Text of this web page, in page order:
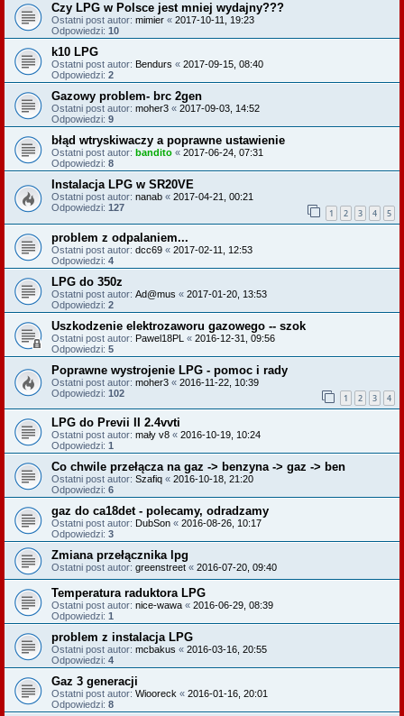
Czy LPG w Polsce jest mniej wydajny???
Ostatni post autor: mimier « 2017-10-11, 19:23
Odpowiedzi: 10
k10 LPG
Ostatni post autor: Bendurs « 2017-09-15, 08:40
Odpowiedzi: 2
Gazowy problem- brc 2gen
Ostatni post autor: moher3 « 2017-09-03, 14:52
Odpowiedzi: 9
błąd wtryskiwaczy a poprawne ustawienie
Ostatni post autor: bandito « 2017-06-24, 07:31
Odpowiedzi: 8
Instalacja LPG w SR20VE
Ostatni post autor: nanab « 2017-04-21, 00:21
Odpowiedzi: 127 1 2 3 4 5
problem z odpalaniem...
Ostatni post autor: dcc69 « 2017-02-11, 12:53
Odpowiedzi: 4
LPG do 350z
Ostatni post autor: Ad@mus « 2017-01-20, 13:53
Odpowiedzi: 2
Uszkodzenie elektrozaworu gazowego -- szok
Ostatni post autor: Pawel18PL « 2016-12-31, 09:56
Odpowiedzi: 5
Poprawne wystrojenie LPG - pomoc i rady
Ostatni post autor: moher3 « 2016-11-22, 10:39
Odpowiedzi: 102 1 2 3 4
LPG do Previi II 2.4vvti
Ostatni post autor: mały v8 « 2016-10-19, 10:24
Odpowiedzi: 1
Co chwile przełącza na gaz -> benzyna -> gaz -> ben
Ostatni post autor: Szafiq « 2016-10-18, 21:20
Odpowiedzi: 6
gaz do ca18det - polecamy, odradzamy
Ostatni post autor: DubSon « 2016-08-26, 10:17
Odpowiedzi: 3
Zmiana przełącznika lpg
Ostatni post autor: greenstreet « 2016-07-20, 09:40
Temperatura raduktora LPG
Ostatni post autor: nice-wawa « 2016-06-29, 08:39
Odpowiedzi: 1
problem z instalacja LPG
Ostatni post autor: mcbakus « 2016-03-16, 20:55
Odpowiedzi: 4
Gaz 3 generacji
Ostatni post autor: Wiooreck « 2016-01-16, 20:01
Odpowiedzi: 8